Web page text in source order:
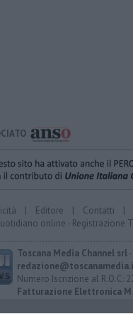
| Editore | Contatti |
online - Registrazione
Toscana Media Channel srl
Numero Iscrizione al R.O.C:
Fatturazione Elettronica